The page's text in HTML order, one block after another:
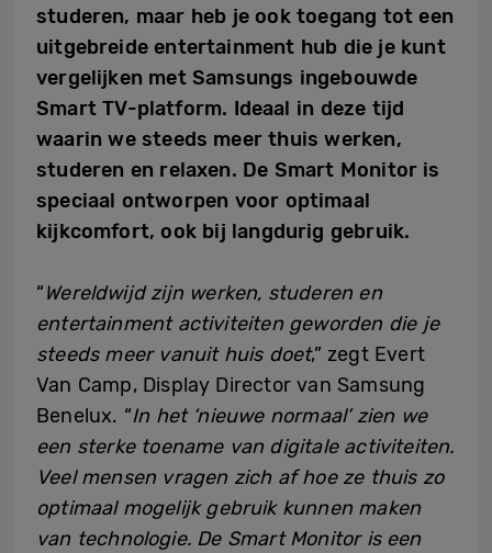
studeren, maar heb je ook toegang tot een
uitgebreide entertainment hub die je kunt
vergelijken met Samsungs ingebouwde
Smart TV-platform. Ideaal in deze tijd
waarin we steeds meer thuis werken,
studeren en relaxen. De Smart Monitor is
speciaal ontworpen voor optimaal
kijkcomfort, ook bij langdurig gebruik.
“Wereldwijd zijn werken, studeren en
entertainment activiteiten geworden die je
steeds meer vanuit huis doet,” zegt Evert
Van Camp, Display Director van Samsung
Benelux. “In het ‘nieuwe normaal’ zien we
een sterke toename van digitale activiteiten.
Veel mensen vragen zich af hoe ze thuis zo
optimaal mogelijk gebruik kunnen maken
van technologie. De Smart Monitor is een